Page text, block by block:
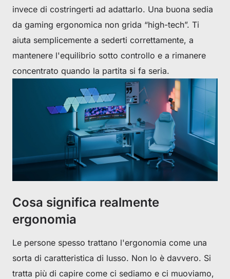
invece di costringerti ad adattarlo. Una buona sedia
da gaming ergonomica non grida “high-tech”. Ti
aiuta semplicemente a sederti correttamente, a
mantenere l'equilibrio sotto controllo e a rimanere
concentrato quando la partita si fa seria.
Cosa significa realmente
ergonomia
Le persone spesso trattano l'ergonomia come una
sorta di caratteristica di lusso. Non lo è davvero. Si
tratta più di capire come ci sediamo e ci muoviamo,